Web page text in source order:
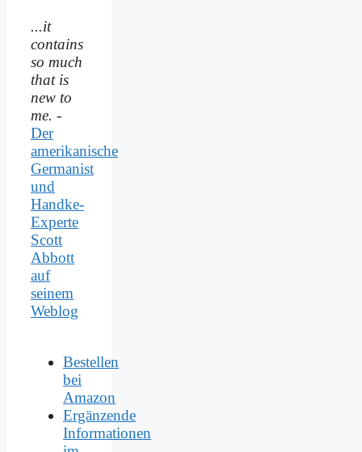
...it
contains
so much
that is
new to
me. -
Der
amerikanische
Germanist
und
Handke-
Experte
Scott
Abbott
auf
seinem
Weblog
Bestellen
bei
Amazon
Ergänzende
Informationen